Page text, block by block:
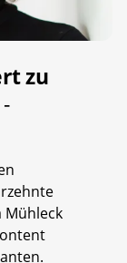
zu
-
Mühleck